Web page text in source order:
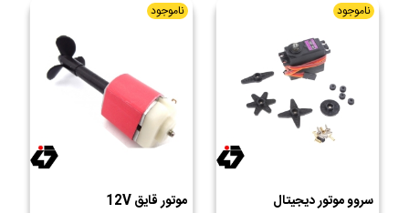
ناموجود
سروو موتور دیجیتال
ناموجود
موتور قایق 12V